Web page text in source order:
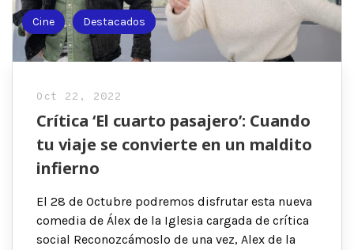
Cine Destacados
Oct 22, 2022
Crítica ‘El cuarto pasajero’: Cuando
tu viaje se convierte en un maldito
infierno
El 28 de Octubre podremos disfrutar esta nueva
comedia de Álex de la Iglesia cargada de crítica
social Reconozcámoslo de una vez, Alex de la